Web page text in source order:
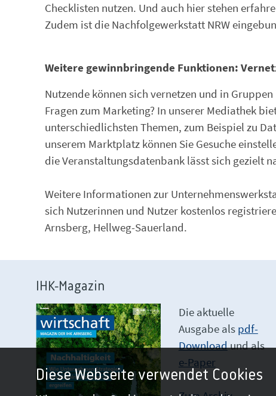
Checklisten nutzen. Und auch hier stehen
Zudem ist die Nachfolgewerkstatt NRW
Weitere gewinnbringende Funktionen:
Nutzende können sich vernetzen und in
Fragen zum Marketing? In unserer Mediathek
unterschiedlichsten Themen, zum Beispiel zu
unserem Marktplatz können Sie Gesuche
die Veranstaltungsdatenbank lässt sich gezielt
Weitere Informationen zur
sich Nutzerinnen und Nutzer kostenlos
Arnsberg, Hellweg-Sauerland.
IHK-Magazin
Die aktuelle
Ausgabe als pdf-
Downloadund als
e-Paper
Diese Webseite verwendet Cookies